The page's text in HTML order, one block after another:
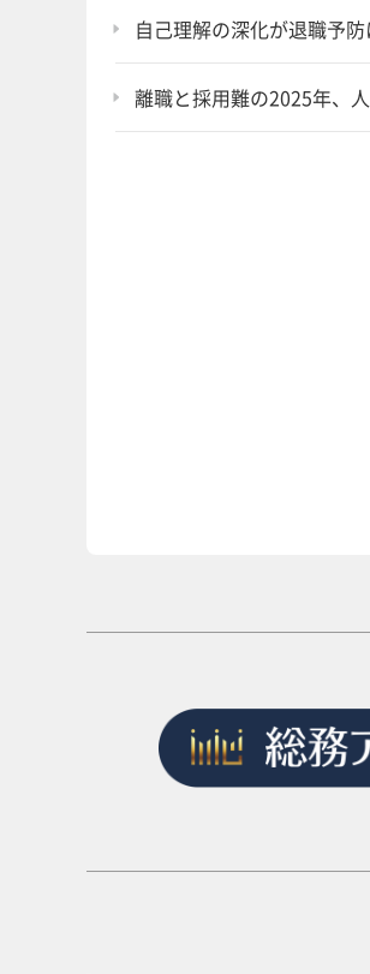
自己理解の深化が退職予
離職と採用難の2025年、